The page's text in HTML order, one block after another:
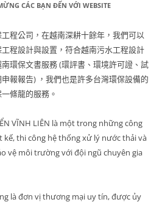
CÁC BẠN ĐẾN VỚI WEBSITE
程公司，在越南深耕十餘年，我們可以
程設計與設置，符合越南污水工程設計
環保文書服務 (環評書、環境許可證、試
報報告) ，我們也是許多台灣環保設備的
條龍的服務。
VĨNH LIÊN là một trong những công
thi công hệ thống xử lý nước thải và
vệ môi trường với đội ngũ chuyên gia
là đơn vị thương mại uy tín, được ủy